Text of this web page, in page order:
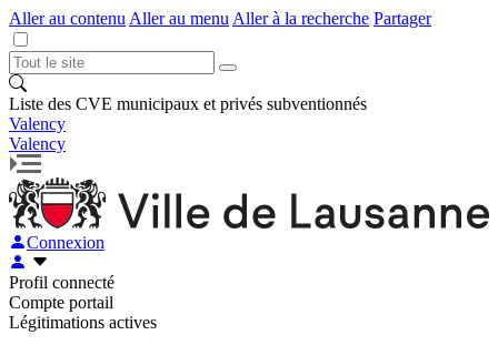
Aller au contenu Aller au menu Aller à la recherche Partager
Liste des CVE municipaux et privés subventionnés
Valency
Valency
Connexion
Profil connecté
Compte portail
Légitimations actives